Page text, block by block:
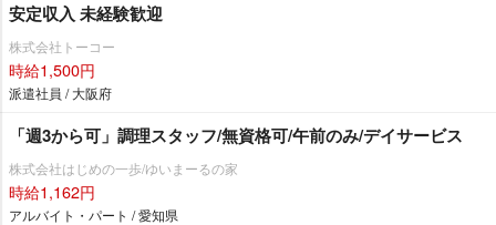
安定収入 未経験歓迎
株式会社トーコー
時給1,500円
派遣社員 / 大阪府
「週3から可」調理スタッフ/無資格可/午前のみ/デイサービス
株式会社はじめの一歩/ゆいまーるの家
時給1,162円
アルバイト・パート / 愛知県